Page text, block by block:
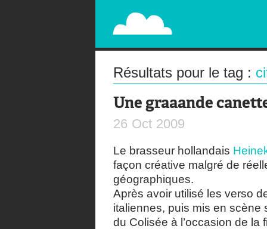
PAPERPLANE
STREET, AMBIENT, GUÉRILLA MARKETING
Résultats pour le tag :
Une graaande
26 Oct 2009
Le brasseur hollandais
façon créative malgré de
géographiques.
Après avoir utilisé les verso
italiennes, puis mis en
du Colisée à l’occasion de